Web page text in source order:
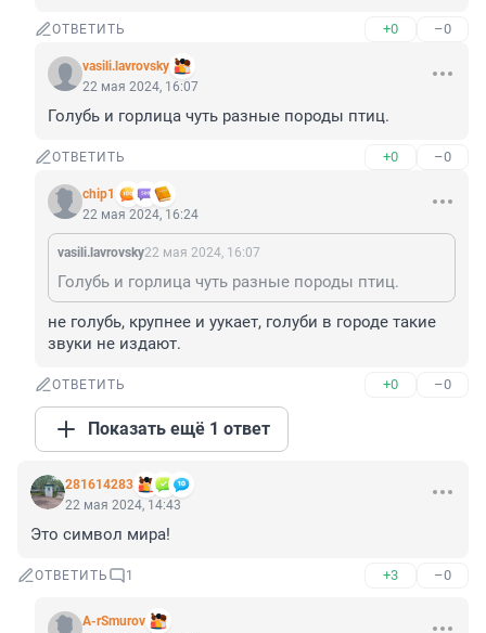
ОТВЕТИТЬ +0 –0
vasili.lavrovsky
22 мая 2024, 16:07
Голубь и горлица чуть разные породы птиц.
ОТВЕТИТЬ +0 –0
chip1
22 мая 2024, 16:24
vasili.lavrovsky22 мая 2024, 16:07
Голубь и горлица чуть разные породы птиц.
не голубь, крупнее и уукает, голуби в городе такие
звуки не издают.
ОТВЕТИТЬ +0 –0
Показать ещё 1 ответ
281614283
22 мая 2024, 14:43
Это символ мира!
ОТВЕТИТЬ 1 +3 –0
A-rSmurov